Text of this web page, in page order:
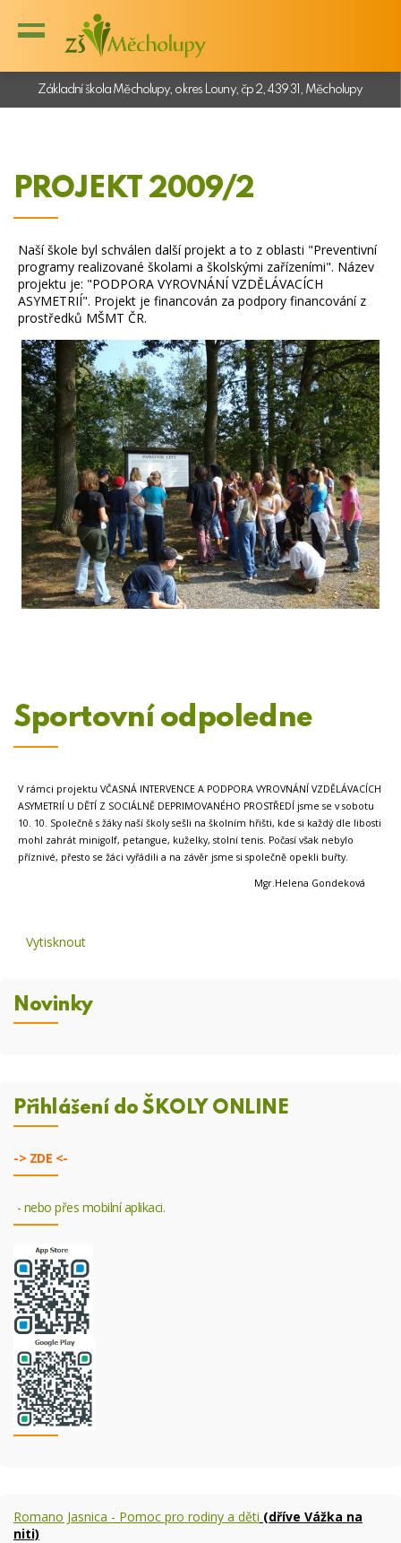
Základní škola Měcholupy, okres Louny, čp 2, 439 31, Měcholupy
PROJEKT 2009/2
Naší škole byl schválen další projekt a to z oblasti "Preventivní
programy realizované školami a školskými zařízeními". Název
projektu je: "PODPORA VYROVNÁNÍ VZDĚLÁVACÍCH
ASYMETRIÍ". Projekt je financován za podpory financování z
prostředků MŠMT ČR.
Sportovní odpoledne
V rámci projektu VČASNÁ INTERVENCE A PODPORA VYROVNÁNÍ VZDĚLÁVACÍCH
ASYMETRIÍ U DĚTÍ Z SOCIÁLNĚ DEPRIMOVANÉHO PROSTŘEDÍ jsme se v sobotu
10. 10. Společně s žáky naší školy sešli na školním hřišti, kde si každý dle libosti
mohl zahrát minigolf, petangue, kuželky, stolní tenis. Počasí však nebylo
příznivé, přesto se žáci vyřádili a na závěr jsme si společně opekli buřty.
Mgr.Helena Gondeková
Vytisknout
Novinky
Přihlášení do ŠKOLY ONLINE
-> ZDE <-
- nebo přes mobilní aplikaci.
Romano Jasnica - Pomoc pro rodiny a děti (dříve Vážka na
niti)